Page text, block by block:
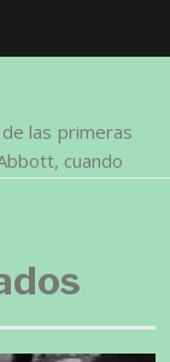
las primeras
cuando